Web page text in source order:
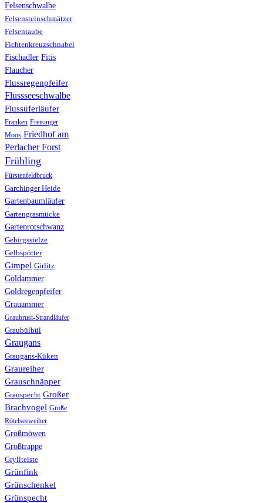
Felsenschwalbe
Felsensteinschmätzer
Felsentaube
Fichtenkreuzschnabel
Fischadler Fitis
Flaucher
Flussregenpfeifer
Flussseeschwalbe
Flussuferläufer
Franken Freisinger
Moos Friedhof am
Perlacher Forst
Frühling
Fürstenfeldbruck
Garchinger Heide
Gartenbaumläufer
Gartengrasmücke
Gartenrotschwanz
Gebirgsstelze
Gelbspötter
Gimpel Girlitz
Goldammer
Goldregenpfeifer
Grauammer
Graubrust-Strandläufer
Graubülbül
Graugans
Graugans-Küken
Graureiher
Grauschnäpper
Grauspecht Großer
Brachvogel Große
Rötelseeweiher
Großmöwen
Großtrappe
Gryllteiste
Grünfink
Grünschenkel
Grünspecht